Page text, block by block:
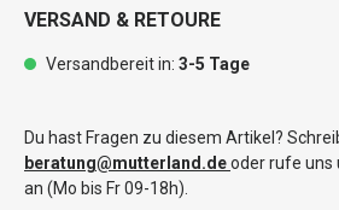
VERSAND & RETOURE
Versandbereit in: 3-5 Tage
Du hast Fragen zu diesem Artikel?
beratung@mutterland.deoder rufe uns
an (Mo bis Fr 09-18h).